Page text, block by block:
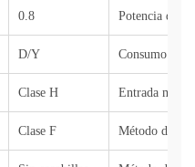
0.8 Potencia de
D/Y Consumo
Clase H Entrada
Clase F Método de